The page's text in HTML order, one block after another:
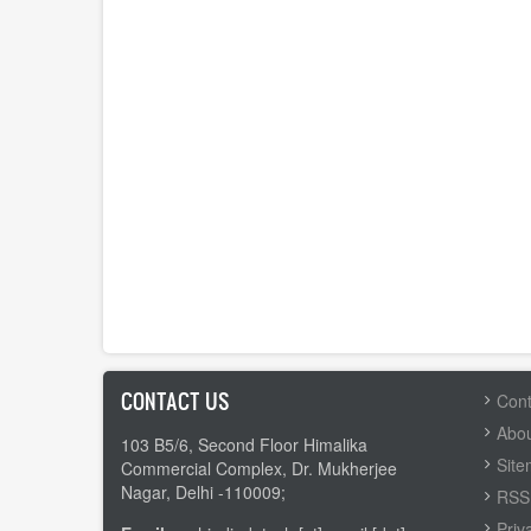
CONTACT US
103 B5/6, Second Floor Himalika
Commercial Complex, Dr. Mukherjee
Nagar, Delhi -110009;
FOOTER
MENU